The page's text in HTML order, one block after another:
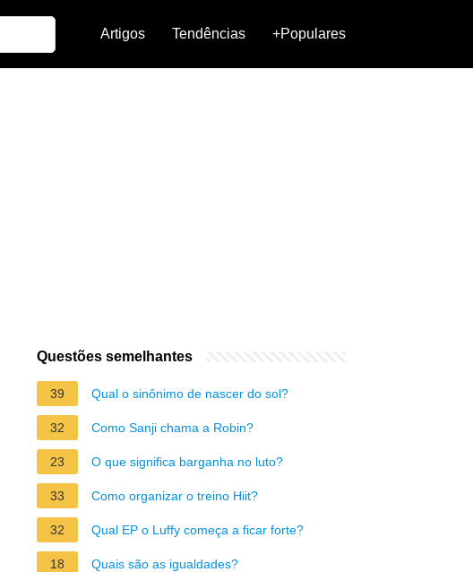
Artigos Tendências +Populares
Questões semelhantes
39 Qual o sinônimo de nascer do sol?
32 Como Sanji chama a Robin?
23 O que significa barganha no luto?
33 Como organizar o treino Hiit?
32 Qual EP o Luffy começa a ficar forte?
18 Quais são as igualdades?